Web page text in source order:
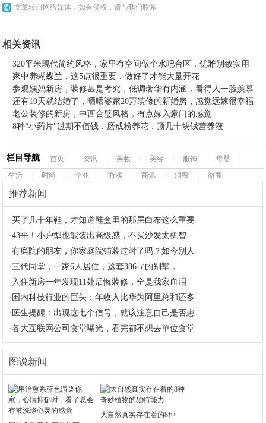
文章转自网络媒体，如有侵权，请与我们联系
相关资讯
320平米现代简约风格，家里有空间做个水吧台区，优雅别致实用
家中养蝴蝶兰，这5点很重要，做好了才能大量开花
参观姨妈新房，装修甚是考究，低调奢华有内涵，看得人一脸羡慕
还有10天就结婚了，晒晒婆家20万装修的新婚房，感觉远嫁很幸福
老公装修的新房，中西合璧风格，有点嫁入豪门的感觉
8种“小药片”过期不值钱，磨成粉养花，顶几十块钱营养液
栏目导航 首页 资讯 美妆 美容 服饰 母婴
生活
时尚 企业 游戏 商讯 消费 微商
推荐新闻
·买了几十年鞋，才知道鞋盒里的那层白布这么重要
·43平！小户型也能装出高级感，不买沙发太机智
·有庭院的朋友，你家庭院铺装过时了吗？如今别人
·三代同堂，一家6人居住，这套386㎡的别墅，
· 入住新房一年发现11处后悔装修，全是我家血泪
· 国内科技行业的巨头：年收入比华为阿里总和还多
· 医生提醒：出现这七个信号，就该注意自己是否患
·各大互联网公司食堂曝光，看完都不想去单位食堂
图说新闻
大自然真实存在着的8种